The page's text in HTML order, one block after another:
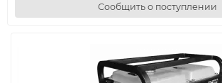
Сообщить о поступлении